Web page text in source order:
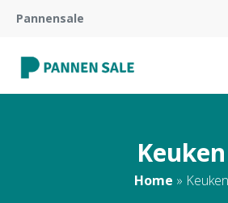
Pannensale
Keuken
Home » Keuken